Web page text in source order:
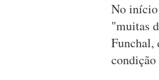
No início
"muitas
Funchal,
condição